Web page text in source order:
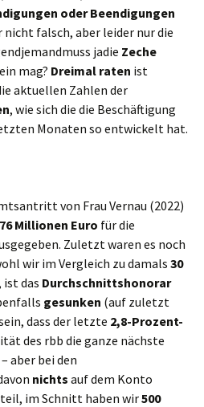
oder Beendigungen
nicht falsch, aber leider nur die
jadie Zeche
mag? Dreimal raten ist
aktuellen Zahlen der
, wie sich die die Beschäftigung
Monaten so entwickelt hat.
von Frau Vernau (2022)
76 Millionen Euro für die
Zuletzt waren es noch
wir im Vergleich zu damals 30
das Durchschnittshonorar
gesunken (auf zuletzt
dass der letzte 2,8-Prozent-
des rbb die ganze nächste
aber bei den
nichts auf dem Konto
im Schnitt haben wir500